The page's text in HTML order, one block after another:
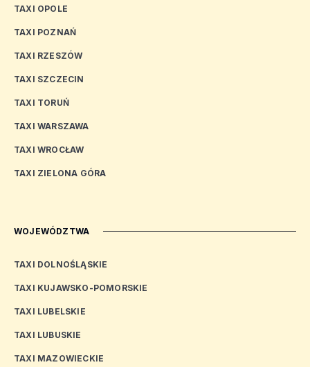
TAXI OPOLE
TAXI POZNAŃ
TAXI RZESZÓW
TAXI SZCZECIN
TAXI TORUŃ
TAXI WARSZAWA
TAXI WROCŁAW
TAXI ZIELONA GÓRA
WOJEWÓDZTWA
TAXI DOLNOŚLĄSKIE
TAXI KUJAWSKO-POMORSKIE
TAXI LUBELSKIE
TAXI LUBUSKIE
TAXI MAZOWIECKIE